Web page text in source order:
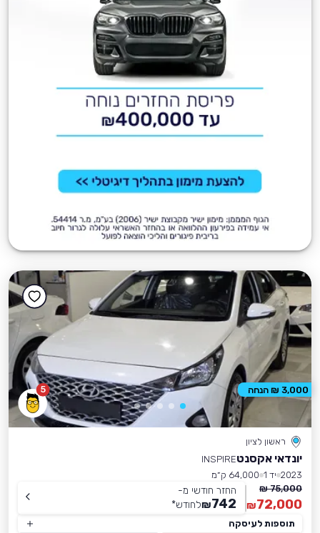
5
ראשון לציון
יונדאי אקסנטINSPIRE
2023 יד 1
64,000 ק״מ
75,000 ₪
72,000
₪
החזר חודשי מ-
742
₪לחודש*
תוספות לעיסקה
3,000 ₪ הנחה